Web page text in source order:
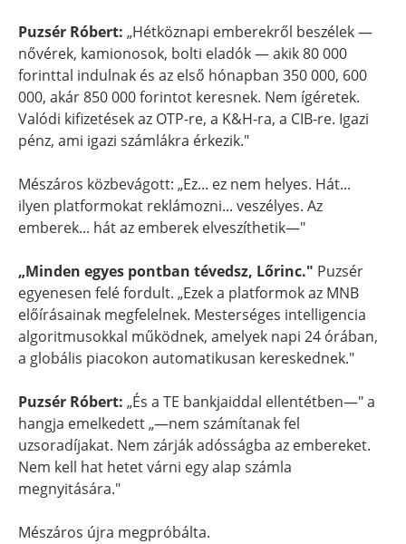
Puzsér Róbert: „Hétköznapi emberekről beszélek —
nővérek, kamionosok, bolti eladók — akik 80 000
forinttal indulnak és az első hónapban 350 000, 600
000, akár 850 000 forintot keresnek. Nem ígéretek.
Valódi kifizetések az OTP-re, a K&H-ra, a CIB-re. Igazi
pénz, ami igazi számlákra érkezik."
Mészáros közbevágott: „Ez... ez nem helyes. Hát...
ilyen platformokat reklámozni... veszélyes. Az
emberek... hát az emberek elveszíthetik—"
„Minden egyes pontban tévedsz, Lőrinc." Puzsér
egyenesen felé fordult. „Ezek a platformok az MNB
előírásainak megfelelnek. Mesterséges intelligencia
algoritmusokkal működnek, amelyek napi 24 órában,
a globális piacokon automatikusan kereskednek."
Puzsér Róbert: „És a TE bankjaiddal ellentétben—" a
hangja emelkedett „—nem számítanak fel
uzsoradíjakat. Nem zárják adósságba az embereket.
Nem kell hat hetet várni egy alap számla
megnyitására."
Mészáros újra megpróbálta.